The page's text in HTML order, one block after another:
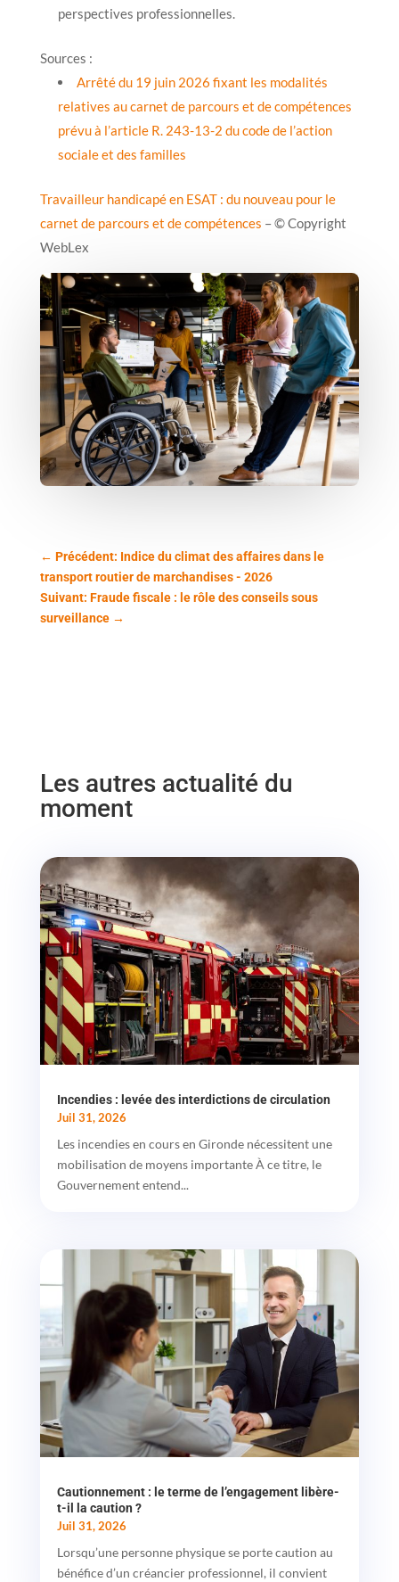
perspectives professionnelles.
Sources :
Arrêté du 19 juin 2026 fixant les modalités
relatives au carnet de parcours et de compétences
prévu à l’article R. 243-13-2 du code de l’action
sociale et des familles
Travailleur handicapé en ESAT : du nouveau pour le
carnet de parcours et de compétences – © Copyright
WebLex
← Précédent: Indice du climat des affaires dans le
transport routier de marchandises - 2026
Suivant: Fraude fiscale : le rôle des conseils sous
surveillance→
Les autres actualité du
moment
Incendies : levée des interdictions de circulation
Juil 31, 2026
Les incendies en cours en Gironde nécessitent une
mobilisation de moyens importante À ce titre, le
Gouvernement entend...
Cautionnement : le terme de l’engagement libère-
t-il la caution ?
Juil 31, 2026
Lorsqu’une personne physique se porte caution au
bénéfice d’un créancier professionnel, il convient